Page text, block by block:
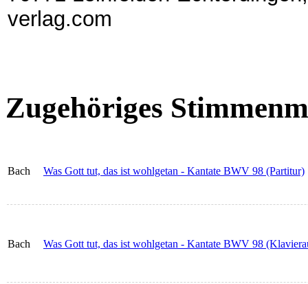
verlag.com
Zugehöriges
Bach Was Gott tut, das ist wohlgetan - Kantate BWV 98 (Partitur)
Bach Was Gott tut, das ist wohlgetan - Kantate BWV 98